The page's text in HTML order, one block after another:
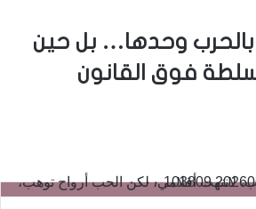
بالحرب وحدها… بل حين
فوق القانون